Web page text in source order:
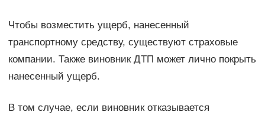
Чтобы возместить ущерб, нанесенный
транспортному средству, существуют страховые
компании. Также виновник ДТП может лично покрыть
нанесенный ущерб.
В том случае, если виновник отказывается